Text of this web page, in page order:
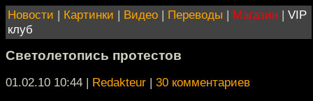
Новости | Картинки | Видео | Переводы | Магазин | VIP
клуб
Светолетопись протестов
01.02.10 10:44 | Redakteur | 30 комментариев